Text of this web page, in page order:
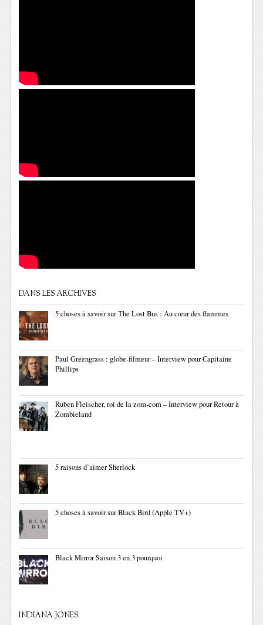
DANS LES ARCHIVES
5 choses à savoir sur The Lost Bus : Au cœur des flammes
Paul Greengrass : globe-filmeur – Interview pour Capitaine
Phillips
Ruben Fleischer, roi de la zom-com – Interview pour Retour à
Zombieland
5 raisons d’aimer Sherlock
5 choses à savoir sur Black Bird (Apple TV+)
Black Mirror Saison 3 en 3 pourquoi
INDIANA JONES